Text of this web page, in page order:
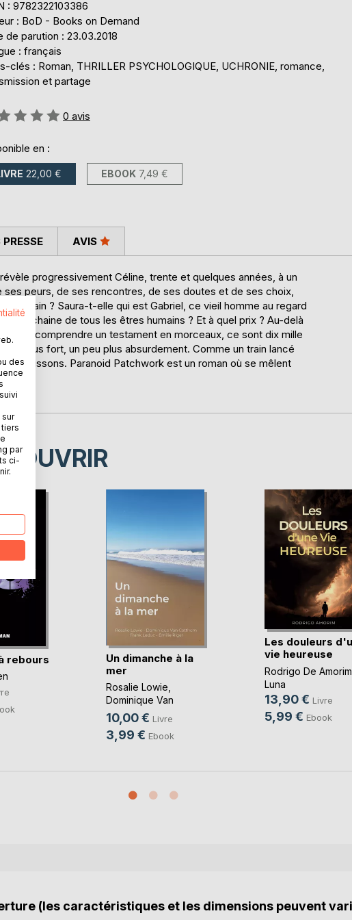
: 9782322103386
: BoD - Books on Demand
de parution : 23.03.2018
: français
clés : Roman, THRILLER PSYCHOLOGIQUE, UCHRONIE, romance,
et partage
0 avis
en :
22,00 € EBOOK 7,49 €
progressivement Céline, trente et quelques années, à un
peurs, de ses rencontres, de ses doutes et de ses choix,
un train ? Saura-t-elle qui est Gabriel, ce vieil homme au regard
prochaine de tous les êtres humains ? Et à quel prix ? Au-delà
pour comprendre un testament en morceaux, ce sont dix mille
plus fort, un peu plus absurdement. Comme un train lancé
bâtissons. Paranoid Patchwork est un roman où se mêlent
AVIS
rebours
Un dimanche à la
mer
Rosalie Lowie
Dominique Van
Cotthem, ...
10,00 € Livre
3,99 € Ebook
Les douleurs
vie heureuse
Rodrigo De Amorim
Luna
13,90 € Livre
5,99 € Ebook
(les caractéristiques et les dimensions peuvent
des
par
ci-